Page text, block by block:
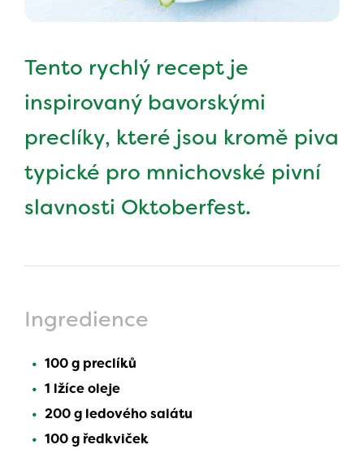
Tento rychlý recept je
inspirovaný bavorskými
preclíky, které jsou kromě piva
typické pro mnichovské pivní
slavnosti Oktoberfest.
Ingredience
100 g preclíků
1 lžíce oleje
200 g ledového salátu
100 g ředkviček